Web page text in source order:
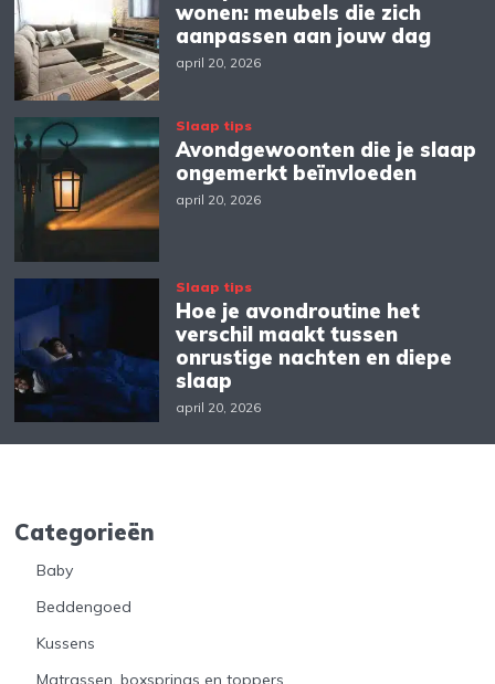
wonen: meubels die zich
aanpassen aan jouw dag
april 20, 2026
Slaap tips
Avondgewoonten die je slaap
ongemerkt beïnvloeden
april 20, 2026
Slaap tips
Hoe je avondroutine het
verschil maakt tussen
onrustige nachten en diepe
slaap
april 20, 2026
Categorieën
Baby
Beddengoed
Kussens